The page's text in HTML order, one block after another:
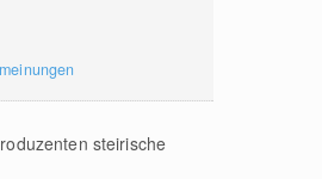
steirische